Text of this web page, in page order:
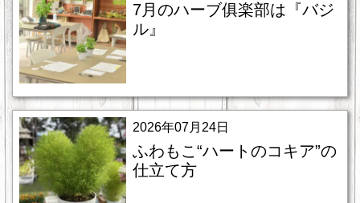
7月のハーブ俱楽部は『バジ
ル』
2026年07月24日
ふわもこ“ハートのコキア”の
仕立て方